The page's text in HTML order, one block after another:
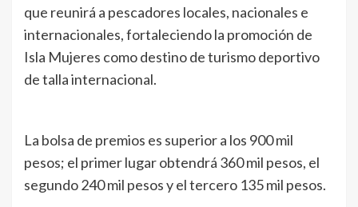
que reunirá a pescadores locales, nacionales e
internacionales, fortaleciendo la promoción de
Isla Mujeres como destino de turismo deportivo
de talla internacional.
La bolsa de premios es superior a los 900 mil
pesos; el primer lugar obtendrá 360 mil pesos, el
segundo 240 mil pesos y el tercero 135 mil pesos.